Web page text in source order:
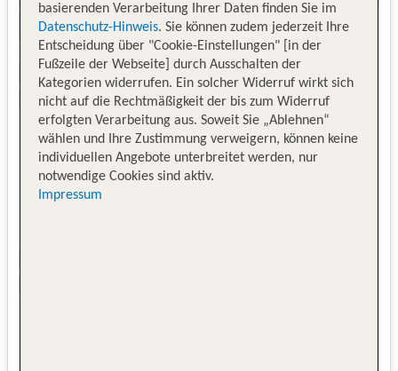
basierenden Verarbeitung Ihrer Daten finden Sie im
Datenschutz-Hinweis. Sie können zudem jederzeit Ihre
Entscheidung über "Cookie-Einstellungen" [in der
Fußzeile der Webseite] durch Ausschalten der
Kategorien widerrufen. Ein solcher Widerruf wirkt sich
nicht auf die Rechtmäßigkeit der bis zum Widerruf
erfolgten Verarbeitung aus. Soweit Sie „Ablehnen“
wählen und Ihre Zustimmung verweigern, können keine
individuellen Angebote unterbreitet werden, nur
notwendige Cookies sind aktiv.
Impressum